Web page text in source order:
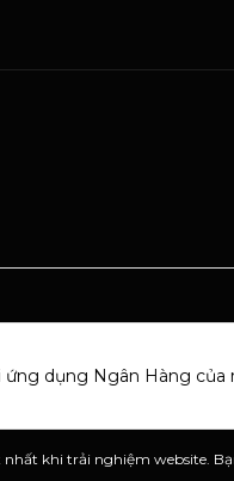
dụng Ngân Hàng của
khi trải nghiệm website.